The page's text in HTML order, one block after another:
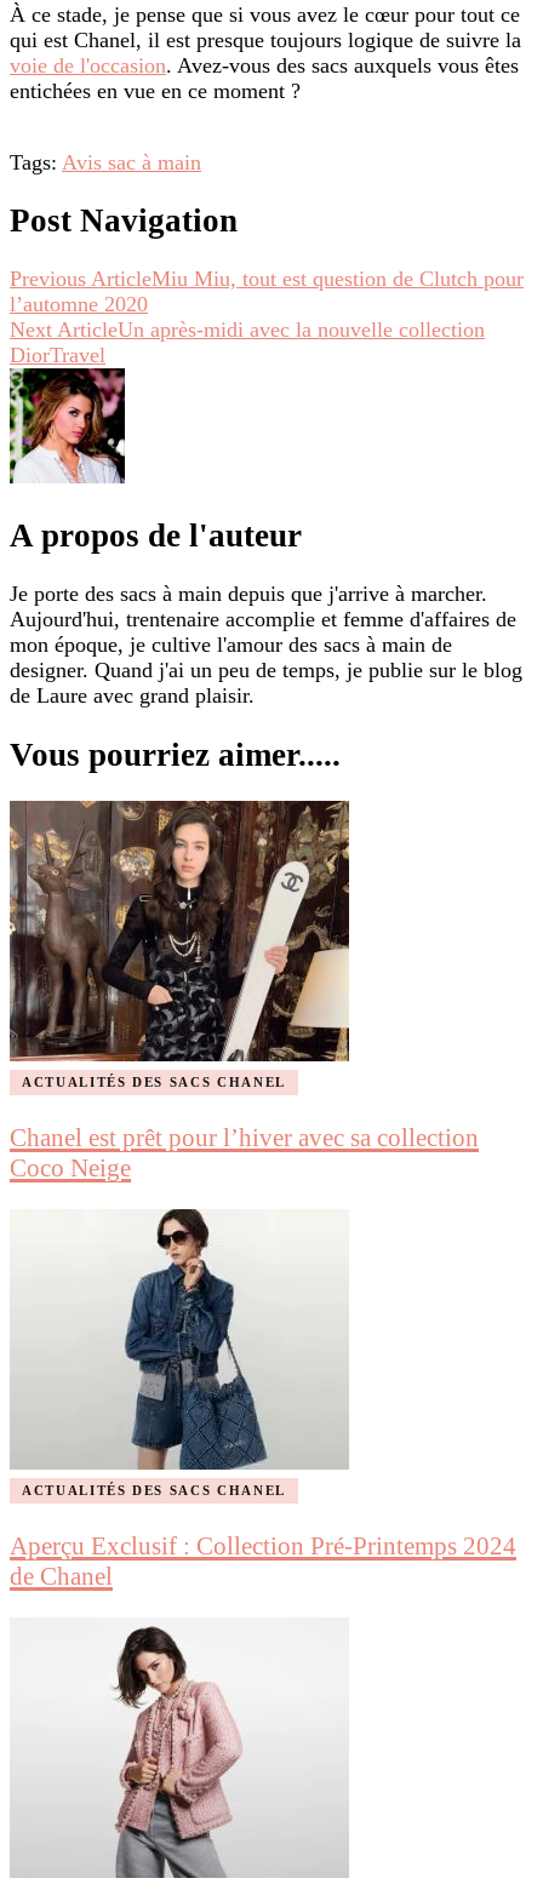
À ce stade, je pense que si vous avez le cœur pour tout ce
qui est Chanel, il est presque toujours logique de suivre la
voie de l'occasion. Avez-vous des sacs auxquels vous êtes
entichées en vue en ce moment ?
Tags: Avis sac à main
Post Navigation
Previous ArticleMiu Miu, tout est question de Clutch pour
l’automne 2020
Next ArticleUn après-midi avec la nouvelle collection
DiorTravel
A propos de l'auteur
Je porte des sacs à main depuis que j'arrive à marcher.
Aujourd'hui, trentenaire accomplie et femme d'affaires de
mon époque, je cultive l'amour des sacs à main de
designer. Quand j'ai un peu de temps, je publie sur le blog
de Laure avec grand plaisir.
Vous pourriez aimer.....
ACTUALITÉS DES SACS CHANEL
Chanel est prêt pour l’hiver avec sa collection
Coco Neige
ACTUALITÉS DES SACS CHANEL
Aperçu Exclusif : Collection Pré-Printemps 2024
de Chanel